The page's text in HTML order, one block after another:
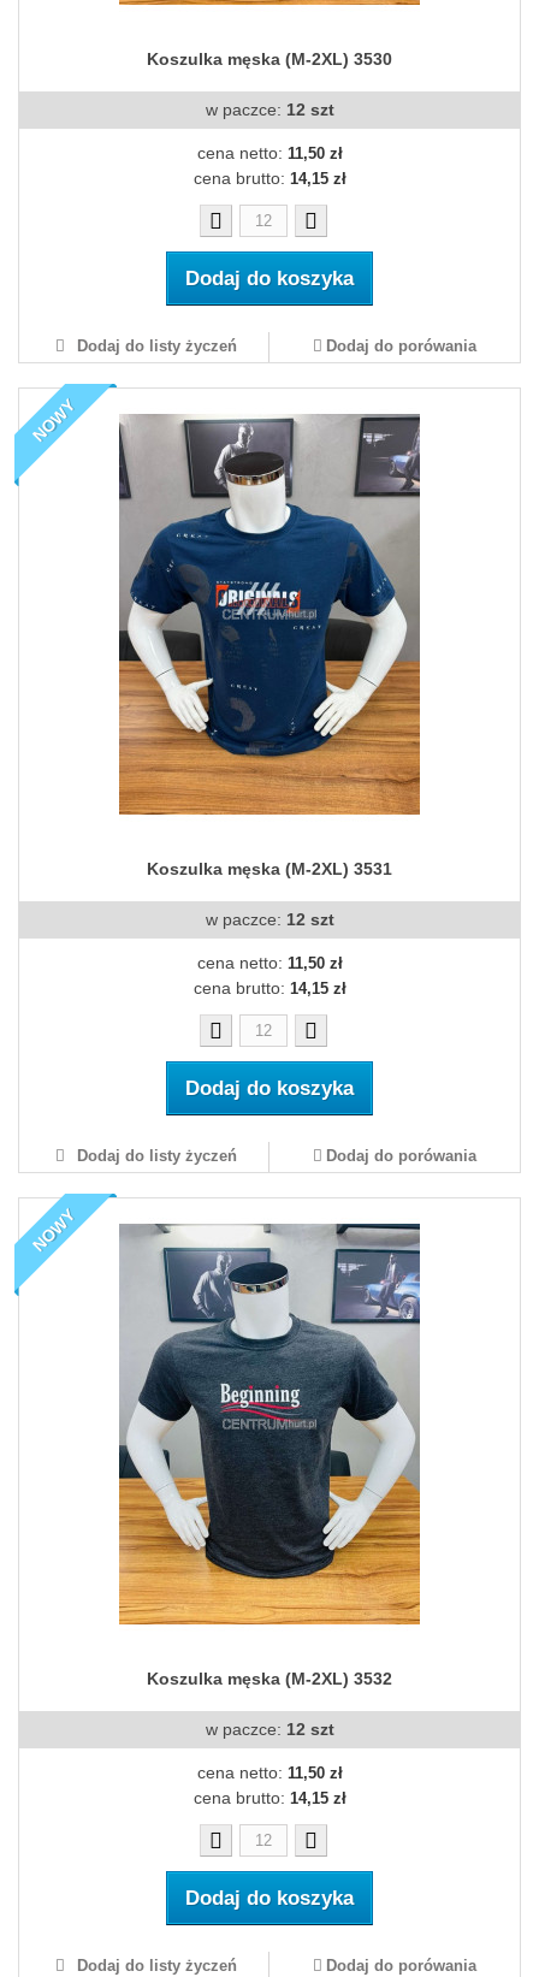
Koszulka męska (M-2XL) 3530
w paczce: 12 szt
cena netto: 11,50 zł
cena brutto: 14,15 zł
Dodaj do koszyka
Dodaj do listy życzeń Dodaj do porówania
NOWY
Koszulka męska (M-2XL) 3531
w paczce: 12 szt
cena netto: 11,50 zł
cena brutto: 14,15 zł
Dodaj do koszyka
Dodaj do listy życzeń Dodaj do porówania
NOWY
Koszulka męska (M-2XL) 3532
w paczce: 12 szt
cena netto: 11,50 zł
cena brutto: 14,15 zł
Dodaj do koszyka
Dodaj do listy życzeń Dodaj do porówania